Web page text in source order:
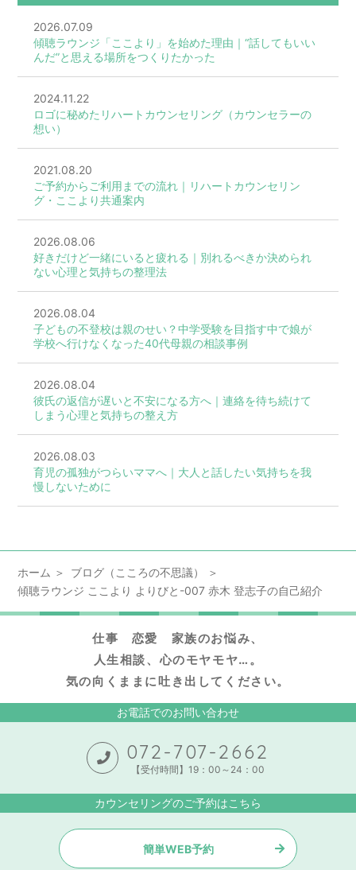
2026.07.09
傾聴ラウンジ「ここより」を始めた理由｜“話してもいい
んだ”と思える場所をつくりたかった
2024.11.22
ロゴに秘めたリハートカウンセリング（カウンセラーの
想い）
2021.08.20
ご予約からご利用までの流れ｜リハートカウンセリン
グ・ここより共通案内
2026.08.06
好きだけど一緒にいると疲れる｜別れるべきか決められ
ない心理と気持ちの整理法
2026.08.04
子どもの不登校は親のせい？中学受験を目指す中で娘が
学校へ行けなくなった40代母親の相談事例
2026.08.04
彼氏の返信が遅いと不安になる方へ｜連絡を待ち続けて
しまう心理と気持ちの整え方
2026.08.03
育児の孤独がつらいママへ｜大人と話したい気持ちを我
慢しないために
ホーム
ブログ（こころの不思議）
傾聴ラウンジ ここより よりびと-007 赤木 登志子の自己紹介
仕事 恋愛 家族のお悩み、
人生相談、心のモヤモヤ…。
気の向くままに吐き出してください。
お電話でのお問い合わせ
072-707-2662
【受付時間】19：00～24：00
カウンセリングのご予約はこちら
簡単WEB予約